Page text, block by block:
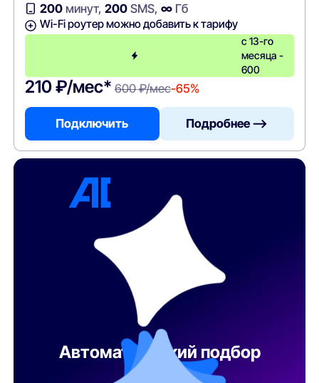
200минут, 200SMS, ∞Гб
Wi-Fi роутер можно добавить к тарифу
с 13-го
месяца -
600
210 ₽/мес* 600 ₽/мес-65%
Подключить Подробнее —>
Автоматический подбор
тарифа